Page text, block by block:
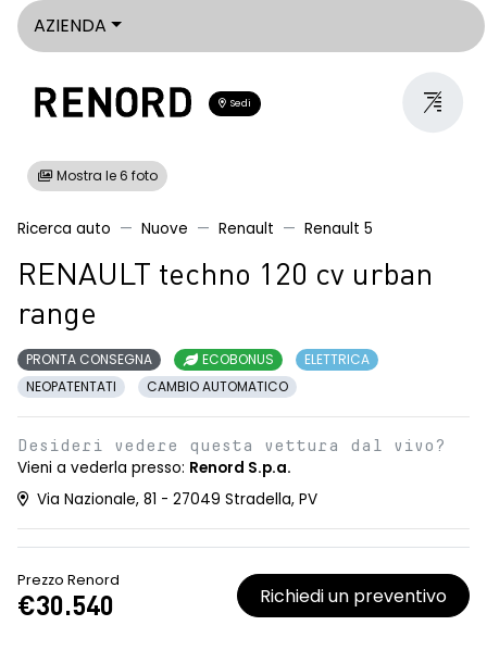
AZIENDA
Sedi
Mostra le 6 foto
Ricerca auto Nuove Renault Renault 5
RENAULT techno 120 cv urban
range
PRONTA CONSEGNA ECOBONUS
ELETTRICA
NEOPATENTATI
CAMBIO AUTOMATICO
Desideri vedere questa vettura dal vivo?
Vieni a vederla presso: Renord S.p.a.
Via Nazionale, 81 - 27049 Stradella, PV
Prezzo Renord
€30.540 Richiedi un preventivo